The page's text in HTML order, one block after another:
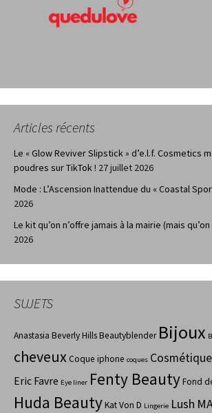
Articles récents
Le « Glow Reviver Slipstick » d’e.l.f. Cosmetics
poudres sur TikTok ! 27 juillet 2026
Mode : L’Ascension Inattendue du « Coastal
2026
Le kit qu’on n’offre jamais à la mairie (mais
2026
SUJETS
Anastasia Beverly HillsBeautyblender Bijoux
cheveuxCoque iphone coques
Eric Favre Eye liner Fenty BeautyFond
Huda BeautyKat Von D Lingerie Lush